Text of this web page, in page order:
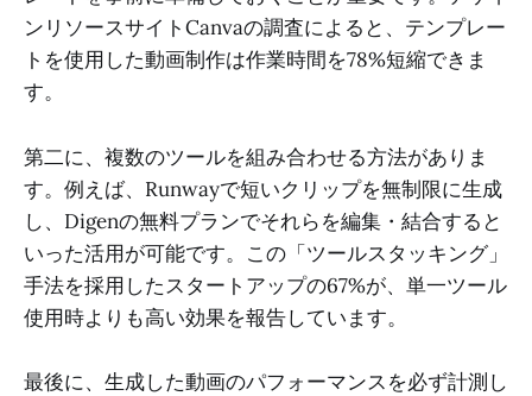
ンリソースサイトCanvaの調査によると、テンプレー
トを使用した動画制作は作業時間を78%短縮できま
す。
第二に、複数のツールを組み合わせる方法がありま
す。例えば、Runwayで短いクリップを無制限に生成
し、Digenの無料プランでそれらを編集・結合すると
いった活用が可能です。この「ツールスタッキング」
手法を採用したスタートアップの67%が、単一ツール
使用時よりも高い効果を報告しています。
最後に、生成した動画のパフォーマンスを必ず計測し